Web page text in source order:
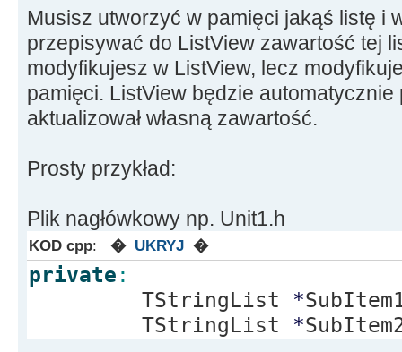
elementow;
StatusBar1 ->
>Text="Lista zawiera " +
adresów";
}
}
----------------------------
void __fastcall
*Sender, TListItem*Item)
{
Item - >Caption= (
Item - >SubItems ->Add(
Musisz utworzyć w pamięci jakąś listę i
przepisywać do ListView zawartość tej
modyfikujesz w ListView, lecz
pamięci. ListView będzie automatycznie
aktualizował własną zawartość.
Prosty przykład:
Plik nagłówkowy np. Unit1.h
KOD cpp: � UKRYJ �
private :
TStringList *
TStringList *